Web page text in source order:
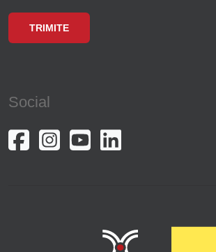
Social